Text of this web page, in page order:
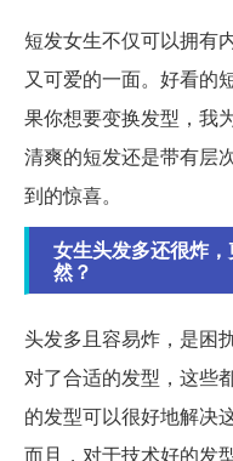
短发女生不仅可以拥有
又可爱的一面。好看的
果你想要变换发型，我
清爽的短发还是带有层
到的惊喜。
女生头发多还很炸
然？
头发多且容易炸，是困
对了合适的发型，这些
的发型可以很好地解决
而且，对于技术好的发